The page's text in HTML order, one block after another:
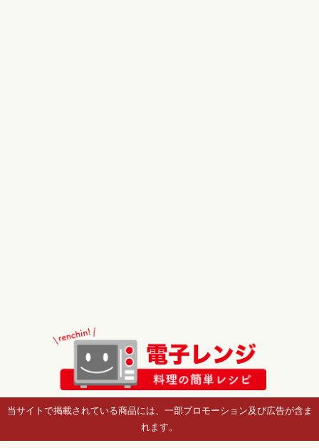
当サイトで掲載されている商品には、一部プロモーション及び広告が含ま
れます。